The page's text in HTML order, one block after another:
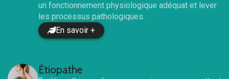
un fonctionnement physiologique adéquat et lever
les processus pathologiques.
En savoir +
Étiopathe